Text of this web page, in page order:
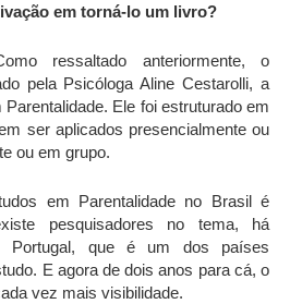
em torná-lo um livro?
ressaltado anteriormente, o
pela Psicóloga Aline Cestarolli, a
Ele foi estruturado em
ser aplicados presencialmente ou
ou em grupo.
em Parentalidade no Brasil é
pesquisadores no tema, há
Portugal, que é um dos países
E agora de dois anos para cá, o
vez mais visibilidade.